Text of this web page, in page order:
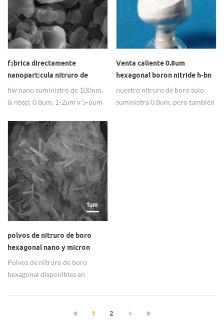
fábrica directamente
nanopartícula nitruro de
nitruro hbn, 100nm, 99.8%
hw nano suministro de 100nm,
& nbsp; 0.8um, 1-2um y 5-6um
de boro, ampliamente utilizados
como lubricantes.
Venta caliente 0.8um
hexagonal boron nitride h-bn
polvo lubricante
nuestro nitruro de boro solo
suministra 0.8um, pero también
polvos de nitruro de boro
hexagonal nano y micron
Polvos de nitruro de boro
hexagonal disponibles en
de pureza.
1 2